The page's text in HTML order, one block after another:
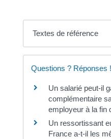
Textes de référence
Questions ? Réponses !
Un salarié peut-il
complémentaire
employeur à la fin
Un ressortissant
France a-t-il les